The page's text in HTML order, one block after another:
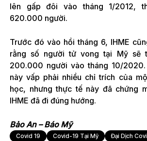
lên gấp đôi vào tháng 1/2012,
620.000 người.
Trước đó vào hồi tháng 6, IHME
rằng số người tử vong tại Mỹ sẽ
200.000 người vào tháng 10/
này vấp phải nhiều chỉ trích của
học, nhưng thực tế này đã chứng
IHME đã đi đúng hướng.
Bảo An – Báo Mỹ
Covid 19 Covid-19 Tại Mỹ Đại Dịch